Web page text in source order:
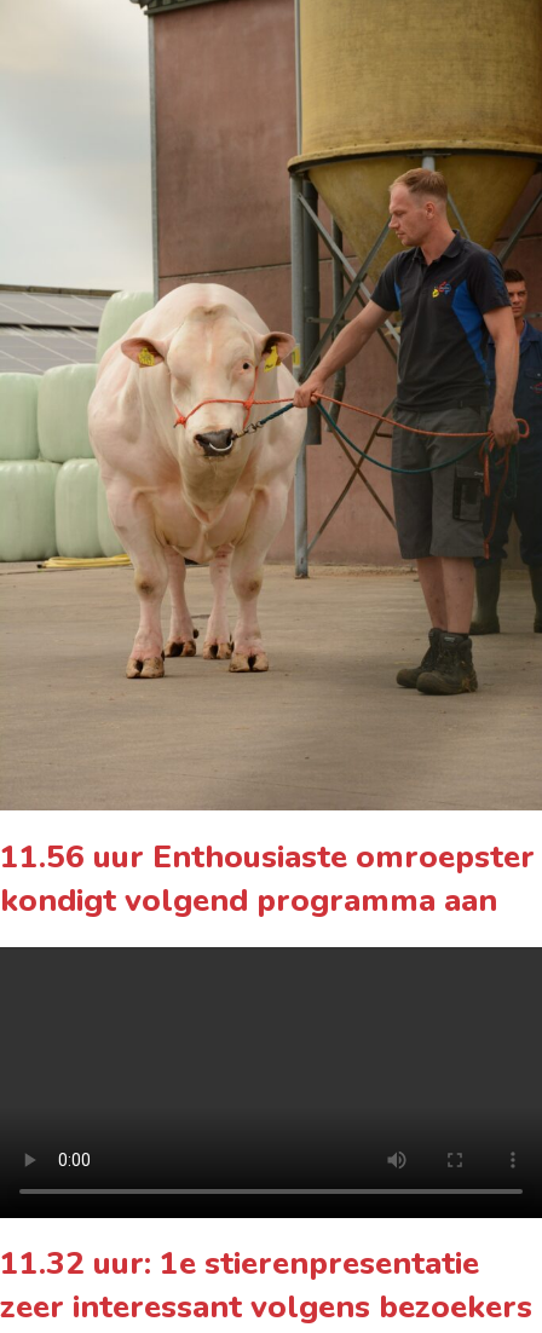
11.56 uur Enthousiaste omroepster
kondigt volgend programma aan
11.32 uur: 1e stierenpresentatie
zeer interessant volgens bezoekers